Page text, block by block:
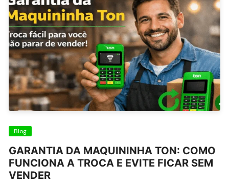
Blog
GARANTIA DA MAQUININHA TON: COMO
FUNCIONA A TROCA E EVITE FICAR SEM
VENDER